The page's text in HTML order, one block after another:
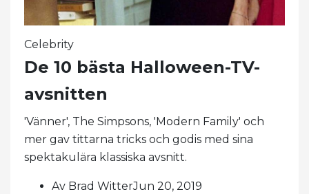
Celebrity
De 10 bästa Halloween-TV-
avsnitten
'Vänner', The Simpsons, 'Modern Family' och
mer gav tittarna tricks och godis med sina
spektakulära klassiska avsnitt.
Av Brad WitterJun 20, 2019